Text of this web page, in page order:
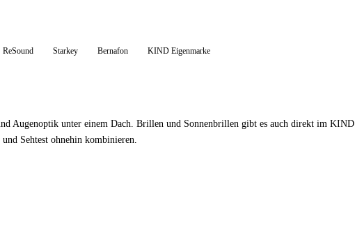
ReSound Starkey Bernafon KIND Eigenmarke
Augenoptik unter einem Dach. Brillen und Sonnenbrillen gibt es auch direkt im KIND
Sehtest ohnehin kombinieren.